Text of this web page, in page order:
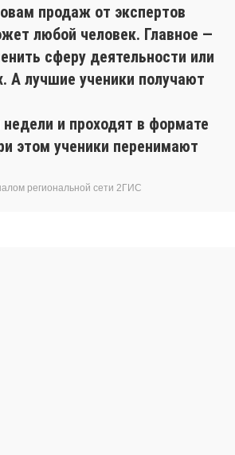
продаж от экспертов
любой человек. Главное —
сферу деятельности или
А лучшие ученики получают
и проходят в формате
этом ученики перенимают
региональной сети 2ГИС